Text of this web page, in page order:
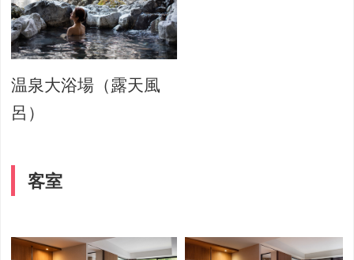
温泉大浴場（露天風
呂）
客室